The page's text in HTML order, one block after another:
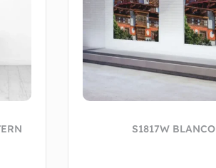
S1817W BLANCO